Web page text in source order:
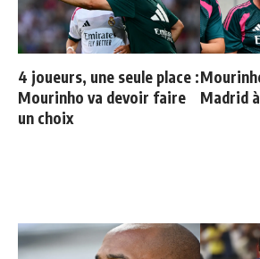
4 joueurs, une seule place :
Mourinho va devoir faire
un choix
Madrid